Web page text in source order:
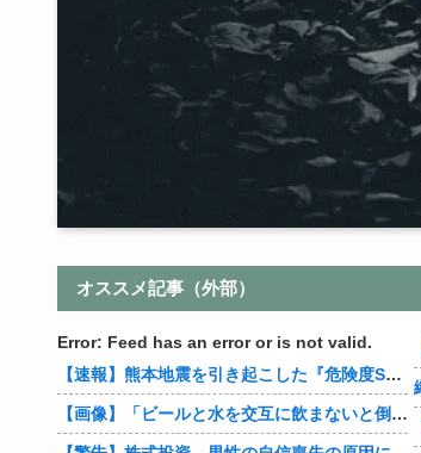
オススメ記事（外部）
Error: Feed has an error or is not valid.
【速報】熊本地震を引き起こした『危険度Sランク断層』日本のド真ん中に10カ所もあると判明
【画像】「ビールと水を交互に飲まないと倒れるグラス」発売